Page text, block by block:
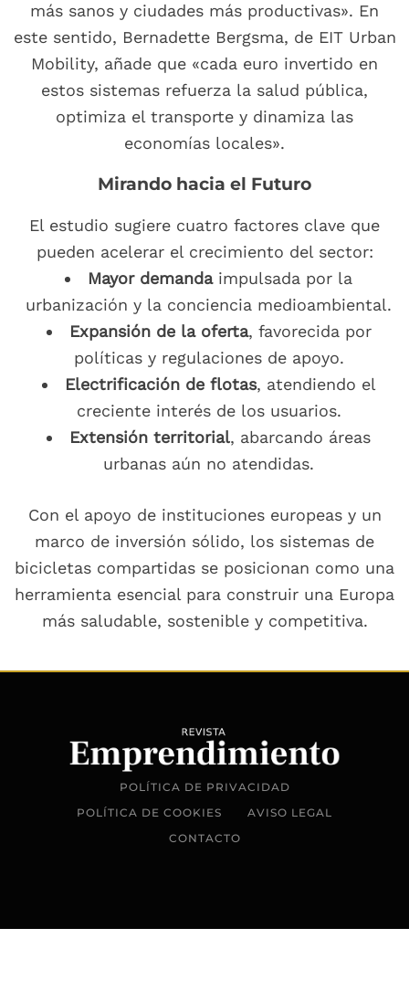
más sanos y ciudades más productivas». En
este sentido, Bernadette Bergsma, de EIT Urban
Mobility, añade que «cada euro invertido en
estos sistemas refuerza la salud pública,
optimiza el transporte y dinamiza las
economías locales».
Mirando hacia el Futuro
El estudio sugiere cuatro factores clave que
pueden acelerar el crecimiento del sector:
Mayor demandaimpulsada por la
urbanización y la conciencia medioambiental.
Expansión de la oferta, favorecida por
políticas y regulaciones de apoyo.
Electrificación de flotas, atendiendo el
creciente interés de los usuarios.
Extensión territorial, abarcando áreas
urbanas aún no atendidas.
Con el apoyo de instituciones europeas y un
marco de inversión sólido, los sistemas de
bicicletas compartidas se posicionan como una
herramienta esencial para construir una Europa
más saludable, sostenible y competitiva.
POLÍTICA DE PRIVACIDAD
POLÍTICA DE COOKIES
AVISO LEGAL
CONTACTO